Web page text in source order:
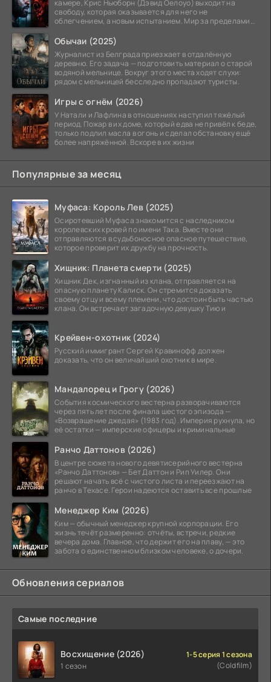
камере, Крис Ньюборн (Дэвид Оелоуо) выходит на
свободу, которая оказывается для него не
облегчением, а новым испытанием. Мир за пределами
Обычаи (2025)
Журналист из Белграда приезжает в отдалённую
деревню. Его задача — подготовить материал о старой
водяной мельнице. Вокруг этого места ходят слухи:
рядом с мельницей бесследно пропадают туристы.
Игры с огнём (2026)
У Натали и Лафлина в отношениях наступил тяжёлый
период. Пожар в их доме, который едва не привёл к беде,
только подлил масла в огонь и сделал обстановку ещё
более напряжённой. Вскоре в их жизни
Популярные за месяц
Муфаса: Король Лев (2025)
Осиротевший Муфаса знакомится с наследником
королевских кровей по имени Така. Вместе они
отправляются в судьбоносное опасное путешествие,
которое проверит их дружбу на прочность.
Хищник: Планета смерти (2025)
Хищник Дек, изгнанный из клана, отправляется на
опасную планету Калиск. Он стремится доказать
своему отцу и всему племени, что достоин быть частью
клана. Он встречает загадочную девушку Тию и
Крейвен-охотник (2024)
Русский иммигрант Сергей Кравинофф должен
доказать, что он величайший охотник в мире.
Мандалорец и Грогу (2026)
События космического вестерна разворачиваются
через пять лет после финала шестого эпизода —
«Возвращение джедая» (1983 год). Империя рухнула, но
её остатки — имперские офицеры и криминальные
Ранчо Даттонов (2026)
В центре сюжета нового девятисерийного вестерна
«Ранчо Даттонов» — Бет Даттон и Рип Уилер. Они
решают начать всё с чистого листа и переезжают на
ранчо в Техасе. Герои надеются оставить все прошлые
Менеджер Ким (2026)
Ким — обычный менеджер крупной корпорации. Его
жизнь течёт размеренно: отчёты, встречи, редкие
вечера дома. Главное, что держит его на плаву, — это
забота о единственном близком человеке, о дочери.
Обновления сериалов
Самые последние
Восхищение (2026)
1 сезон
1-5 серия 1 сезона
(Coldfilm)